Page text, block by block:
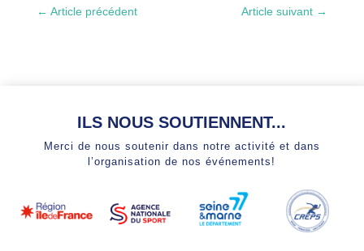
← Article précédent Article suivant →
ILS NOUS SOUTIENNENT...
Merci de nous soutenir dans notre activité et dans
l’organisation de nos événements!